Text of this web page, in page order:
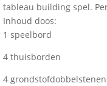
tableau building spel.
Inhoud doos:
1 speelbord
4 thuisborden
4 grondstofdobbelstenen